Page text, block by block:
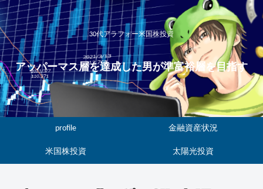
30代アラフォー米国株投資
アッパーマス層を達成した男が準富裕層を目指す
profile 金融資産状況
米国株投資 太陽光投資